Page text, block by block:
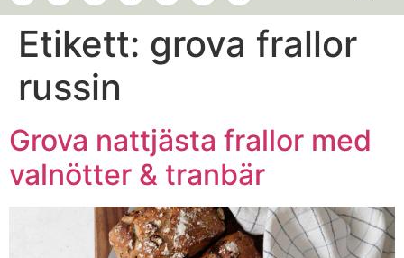
Etikett: grova frallor
russin
Grova nattjästa frallor med
valnötter & tranbär